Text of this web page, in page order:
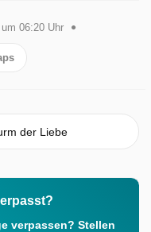
06:20 Uhr
der Liebe
verpassen? Stellen